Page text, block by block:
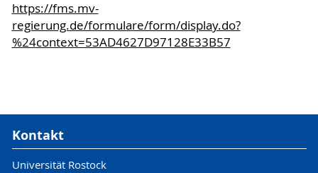
https://fms.mv-
regierung.de/formulare/form/display.do?
%24context=53AD4627D97128E33B57
Kontakt
Universität Rostock